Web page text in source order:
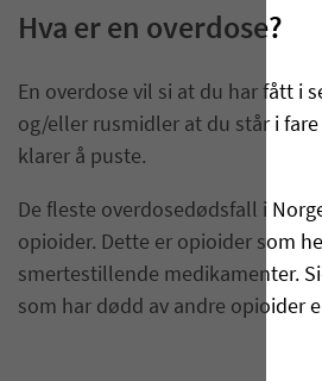
Hva er en overdose?
En overdose vil si at du har fått i
og/eller rusmidler at du står i
klarer å puste.
De fleste overdosedødsfall i
opioider. Dette er opioider som
smertestillende medikamenter.
som har dødd av andre opioider